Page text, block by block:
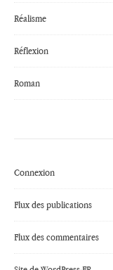
Réalisme
Réflexion
Roman
Connexion
Flux des publications
Flux des commentaires